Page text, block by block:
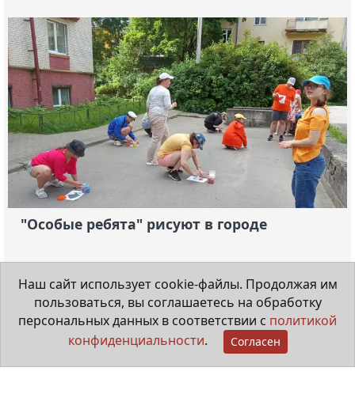
"Особые ребята" рисуют в городе
Видеорепортаж
Наш сайт использует cookie-файлы. Продолжая им
пользоваться, вы соглашаетесь на обработку
персональных данных в соответствии с политикой
конфиденциальности. Согласен